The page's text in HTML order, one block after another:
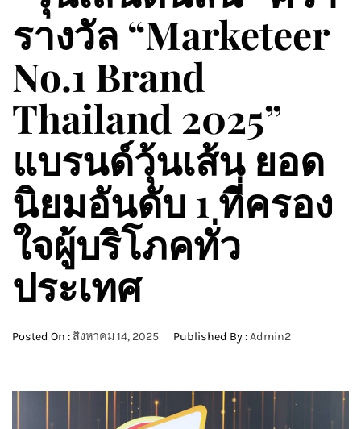
รางวัล “Marketeer
No.1 Brand
Thailand 2025”
แบรนด์วุ้นเส้น ยอด
นิยมอันดับ 1 ที่ครอง
ใจผู้บริโภคทั่ว
ประเทศ
Posted On : สิงหาคม 14, 2025 Published By :Admin2